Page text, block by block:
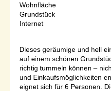
Wohnfläche
Grundstück
Internet
Dieses geräumige und hell
auf einem schönen
richtig tummeln können –
und Einkaufsmöglichkeiten
eignet sich für 6 Personen.